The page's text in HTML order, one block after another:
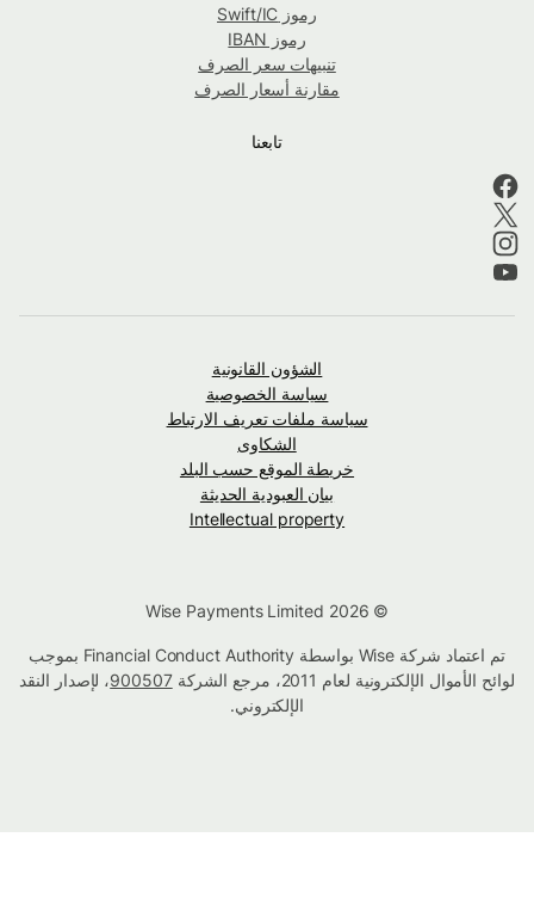
رموز Swift/IC
رموز IBAN
تنبيهات سعر الصرف
مقارنة أسعار الصرف
تابعنا
الشؤون القانونية
سياسة الخصوصية
سياسة ملفات تعريف الارتباط
الشكاوى
خريطة الموقع حسب البلد
بيان العبودية الحديثة
Intellectual property
تم اعتماد شركة Wise بواسطة Financial Conduct Authority بموجب
لوائح الأموال الإلكترونية لعام 2011، مرجع الشركة
900507، لإصدار النقد
الإلكتروني.